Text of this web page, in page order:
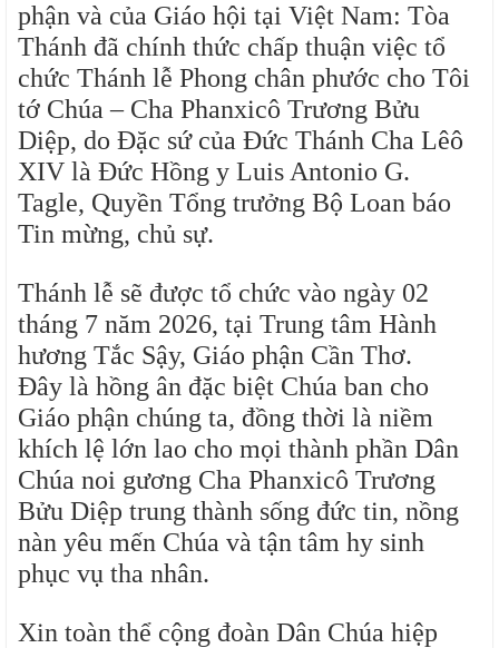
phận và của Giáo hội tại Việt Nam: Tòa
Thánh đã chính thức chấp thuận việc tổ
chức Thánh lễ Phong chân phước cho Tôi
tớ Chúa – Cha Phanxicô Trương Bửu
Diệp, do Đặc sứ của Đức Thánh Cha Lêô
XIV là Đức Hồng y Luis Antonio G.
Tagle, Quyền Tổng trưởng Bộ Loan báo
Tin mừng, chủ sự.
Thánh lễ sẽ được tổ chức vào ngày 02
tháng 7 năm 2026, tại Trung tâm Hành
hương Tắc Sậy, Giáo phận Cần Thơ.
Đây là hồng ân đặc biệt Chúa ban cho
Giáo phận chúng ta, đồng thời là niềm
khích lệ lớn lao cho mọi thành phần Dân
Chúa noi gương Cha Phanxicô Trương
Bửu Diệp trung thành sống đức tin, nồng
nàn yêu mến Chúa và tận tâm hy sinh
phục vụ tha nhân.
Xin toàn thể cộng đoàn Dân Chúa hiệp